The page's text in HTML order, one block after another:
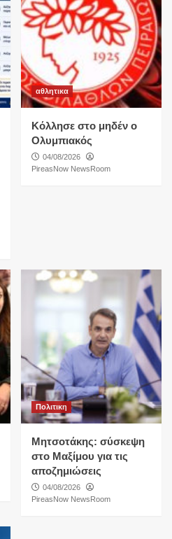
αθλητικα
Κόλλησε στο μηδέν ο
Ολυμπιακός
04/08/2026
PireasNow NewsRoom
Πολιτικη
Μητσοτάκης: σύσκεψη
στο Μαξίμου για τις
αποζημιώσεις
04/08/2026
PireasNow NewsRoom